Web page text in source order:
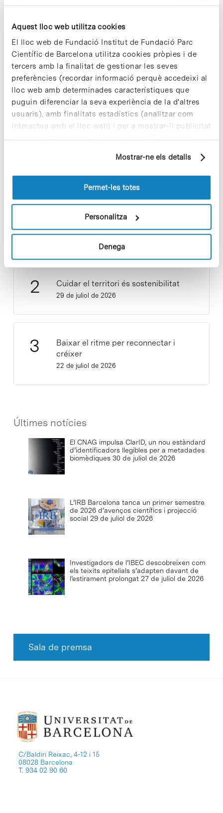
Aquest lloc web utilitza cookies
El lloc web de Fundació Institut de Fundació Parc
Científic de Barcelona utilitza cookies pròpies i de
tercers amb la finalitat de gestionar les seves
preferències (recordar informació perquè accedeixi al
lloc web amb determinades característiques que
puguin diferenciar la seva experiència de la d'altres
usuaris), amb finalitats estadístics (analitzar com
interactua amb el lloc web) i per a mostrar-li publicitat
personalitzada sobre la base d'un perfil elaborat a
pàgines visitades). Per a obtenir més informació sobre
les cookies pot consultar laPolítica de cookiesdel
Mostrar-ne els detalls
Permet-les totes
Personalitza
Denega
Share Share
Notícies més vistes
Vacances responsables en temps
d’emergència climàtica
15 de juliol de 2026
Cuidar el territori és sostenibilitat
29 de juliol de 2026
Baixar el ritme per reconnectar i
créixer
22 de juliol de 2026
Últimes notícies
El CNAG impulsa ClarID, un nou estàndard
d’identificadors llegibles per a metadades
biomèdiques 30 de juliol de 2026
L’IRB Barcelona tanca un primer semestre
de 2026 d’avenços científics i projecció
social 29 de juliol de 2026
Investigadors de l’IBEC descobreixen com
els teixits epitelials s’adapten davant de
l’estirament prolongat 27 de juliol de 2026
Sala de premsa
C/Baldiri Reixac, 4-12 i 15
08028 Barcelona
T. 934 02 90 60